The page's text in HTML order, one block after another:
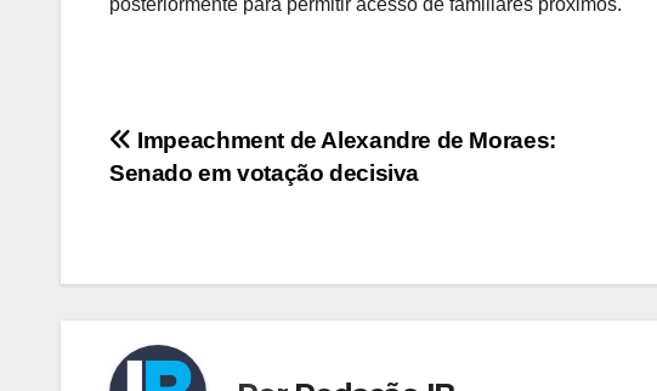
posteriormente para permitir acesso de familiares próximos.
Navegação
Impeachment de Alexandre de Moraes:
Senado em votação decisiva